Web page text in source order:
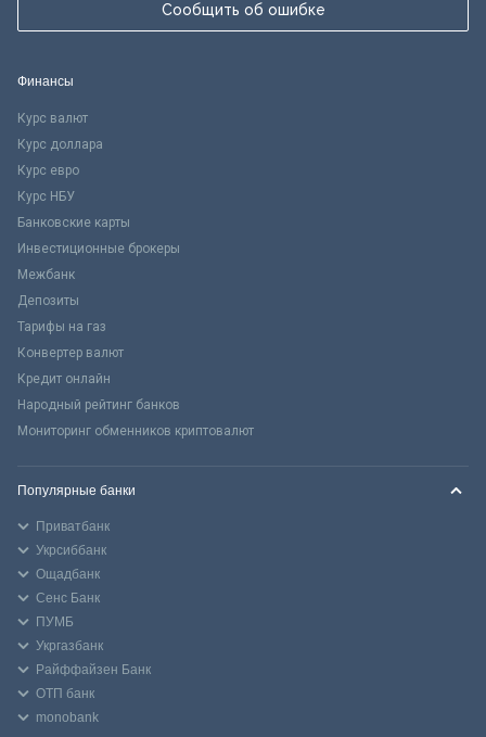
Сообщить об ошибке
Финансы
Курс валют
Курс доллара
Курс евро
Курс НБУ
Банковские карты
Инвестиционные брокеры
Межбанк
Депозиты
Тарифы на газ
Конвертер валют
Кредит онлайн
Народный рейтинг банков
Мониторинг обменников криптовалют
Популярные банки
Приватбанк
Укрсиббанк
Ощадбанк
Сенс Банк
ПУМБ
Укргазбанк
Райффайзен Банк
ОТП банк
monobank